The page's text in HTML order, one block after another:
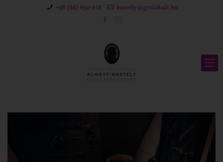
+36 (66) 650-218 kastely@gyulakult.hu